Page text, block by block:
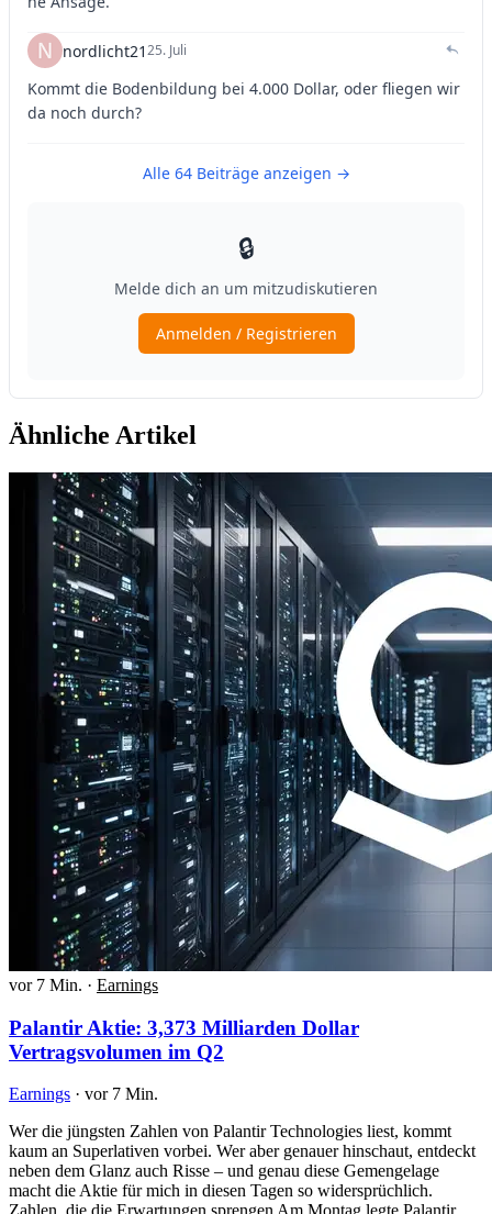
Ähnliche Artikel
vor 7 Min. · Earnings
Palantir Aktie: 3,373 Milliarden Dollar
Vertragsvolumen im Q2
Earnings · vor 7 Min.
Wer die jüngsten Zahlen von Palantir Technologies liest, kommt
kaum an Superlativen vorbei. Wer aber genauer hinschaut, entdeckt
neben dem Glanz auch Risse – und genau diese Gemengelage
macht die Aktie für mich in diesen Tagen so widersprüchlich.